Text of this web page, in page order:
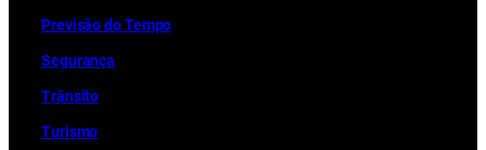
Previsão do Tempo
Segurança
Trânsito
Turismo